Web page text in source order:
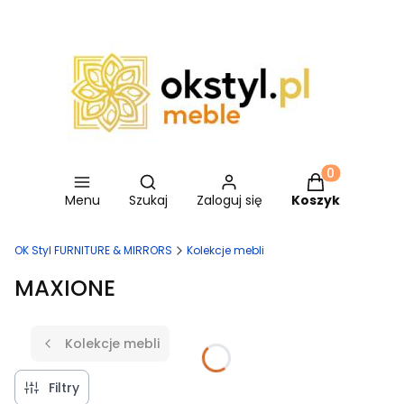
Menu
Otwórz wyszukiwarkę
Szukaj Zaloguj się
Produkty w
Koszyk
OK Styl FURNITURE & MIRRORS Kolekcje mebli
MAXIONE
Kolekcje mebli
Filtry